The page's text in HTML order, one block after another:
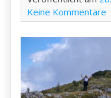
Keine Kommentare